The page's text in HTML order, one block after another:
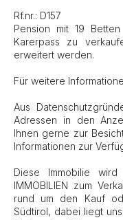
Rf.nr.: D157
Pension mit 19
Karerpass zu
erweitert werden.
Für weitere
Aus
Adressen in den
Ihnen gerne zur
Informationen zur
Diese Immobilie
IMMOBILIEN zum
rund um den Kauf
Südtirol, dabei liegt